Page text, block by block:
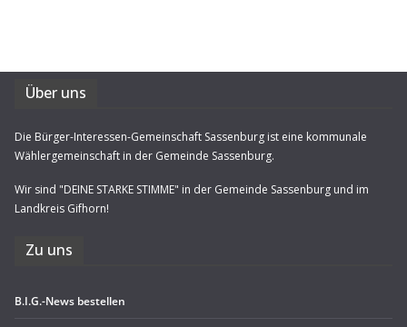
Über uns
Die Bürger-Interessen-Gemeinschaft Sassenburg ist eine kommunale
Wählergemeinschaft in der Gemeinde Sassenburg.
Wir sind "DEINE STARKE STIMME" in der Gemeinde Sassenburg und im
Landkreis Gifhorn!
Zu uns
B.I.G.-News bestel­len